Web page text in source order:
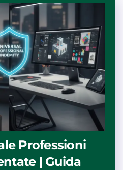
Professioni
| Guida